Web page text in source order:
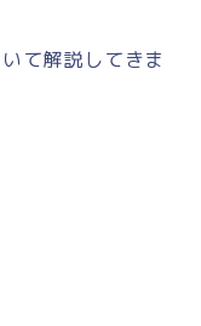
て解説してきま